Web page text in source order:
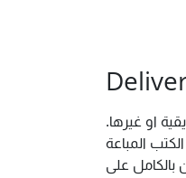
او غيرها.
المباعة
على